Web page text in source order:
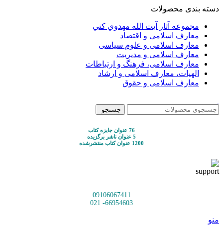
دسته بندی محصولات
مجموعه آثار آيت الله مهدوي كني
معارف اسلامی و اقتصاد
معارف اسلامی و علوم سیاسی
معارف اسلامی و مدیریت
معارف اسلامی، فرهنگ و ارتباطات
الهیات، معارف اسلامی و ارشاد
معارف اسلامی و حقوق
جستجو
76 عنوان جایزه کتاب
5 عنوان ناشر برگزیده
1200 عنوان کتاب منتشرشده
09106067411
66954603- 021
منو